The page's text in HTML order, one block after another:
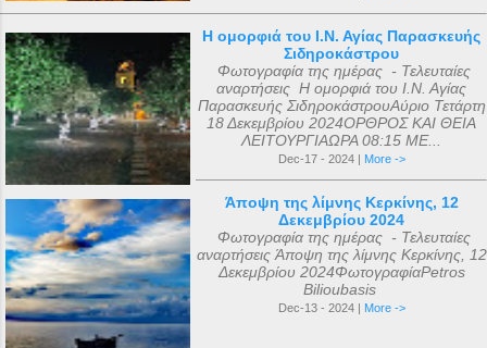
Η ομορφιά του Ι.Ν. Αγίας Παρασκευής
Σιδηροκάστρου
Φωτογραφία της ημέρας - Τελευταίες
αναρτήσεις Η ομορφιά του Ι.Ν. Αγίας
Παρασκευής ΣιδηροκάστρουΑύριο Τετάρτη
18 Δεκεμβρίου 2024ΟΡΘΡΟΣ ΚΑΙ ΘΕΙΑ
ΛΕΙΤΟΥΡΓΙΑΩΡΑ 08:15 ΜΕ...
Dec-17 - 2024 | More ->
Άποψη της λίμνης Κερκίνης, 12
Δεκεμβρίου 2024
Φωτογραφία της ημέρας - Τελευταίες
αναρτήσεις Άποψη της λίμνης Κερκίνης, 12
Δεκεμβρίου 2024ΦωτογραφίαPetros
Bilioubasis
Dec-13 - 2024 | More ->